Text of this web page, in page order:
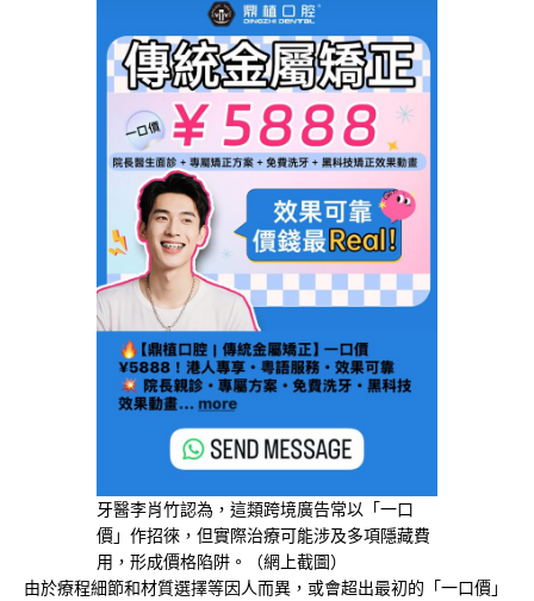
牙醫李肖竹認為，這類跨境廣告常以「一口
價」作招徠，但實際治療可能涉及多項隱藏費
用，形成價格陷阱。（網上截圖）
由於療程細節和材質選擇等因人而異，或會超出最初的「一口價」